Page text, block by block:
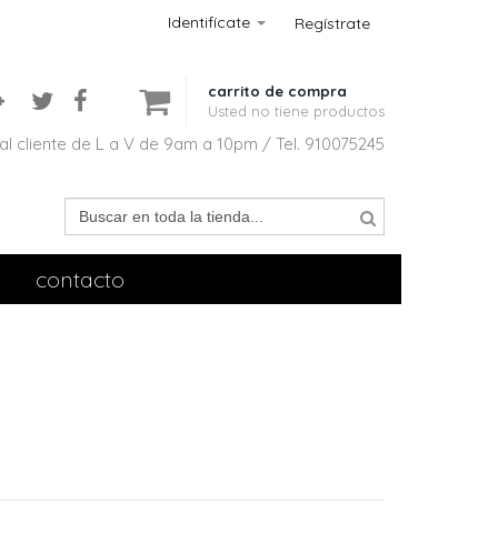
Regístrate
Identifícate
carrito de compra
Usted no tiene productos
cliente de L a V de 9am a 10pm / Tel. 910075245
contacto